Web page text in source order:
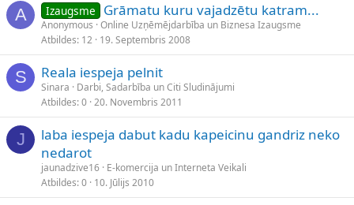
A Izaugsme Grāmatu kuru vajadzētu katram...
Anonymous Online Uzņēmējdarbība un Biznesa Izaugsme
Atbildes 12 19. Septembris 2008
S Reala iespeja pelnit
Sinara
Darbi, Sadarbība un Citi Sludinājumi
Atbildes 0 20. Novembris 2011
J
laba iespeja dabut kadu kapeicinu gandriz neko
nedarot
jaunadzive16 E-komercija un Interneta Veikali
Atbildes 0 10. Jūlijs 2010